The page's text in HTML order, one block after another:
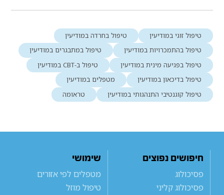
טיפול זוגי במודיעין
טיפול בחרדה במודיעין
טיפול בהתמכרויות במודיעין
טיפול במתבגרים במודיעין
טיפול בפגיעה מינית במודיעין
טיפול ב-CBT במודיעין
טיפול בדיכאון במודיעין
מטפלים במודיעין
טיפול קוגנטיבי התנהגותי במודיעין
טראומה
חיפושים נפוצים
פסיכולוג
פסיכולוג קליני
שימושי
מטפלים לפי אזורים
טיפול מוזל